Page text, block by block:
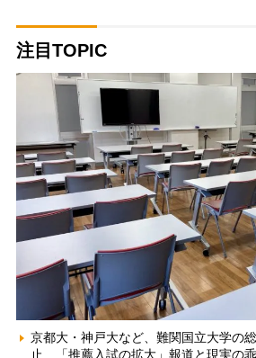
注目TOPIC
京都大・神戸大など、難関国立大学の
止 「推薦入試の拡大」報道と現実の